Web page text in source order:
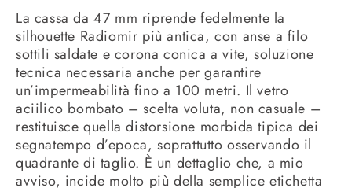
La cassa da 47 mm riprende fedelmente la
silhouette Radiomir più antica, con anse a filo
sottili saldate e corona conica a vite, soluzione
tecnica necessaria anche per garantire
un’impermeabilità fino a 100 metri. Il vetro
aciilico bombato – scelta voluta, non casuale –
restituisce quella distorsione morbida tipica dei
segnatempo d’epoca, soprattutto osservando il
quadrante di taglio. È un dettaglio che, a mio
avviso, incide molto più della semplice etichetta